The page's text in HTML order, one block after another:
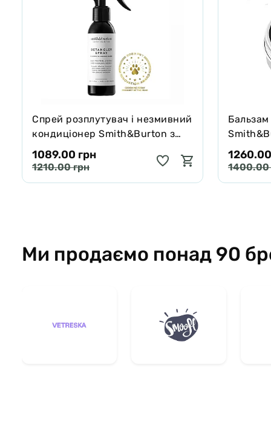
Спрей розплутувач і незмивний
кондиціонер Smith&Burton з
протеїнами шовку для шерсті
собак і котів 125 мл
1089.00 грн
1210.00 грн
собак і
65 г
1400.00
Ми продаємо понад 90